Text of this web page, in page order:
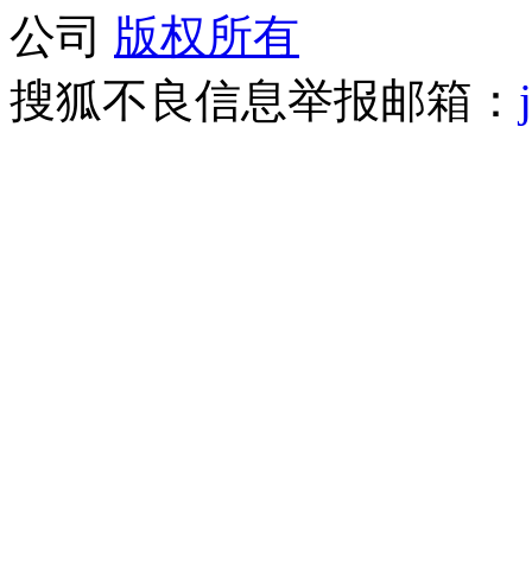
公司 版权所有
搜狐不良信息举报邮箱：